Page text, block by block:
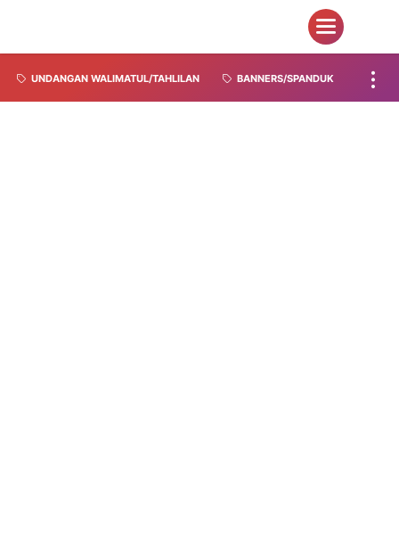
UNDANGAN WALIMATUL/TAHLILAN BANNERS/SPANDUK